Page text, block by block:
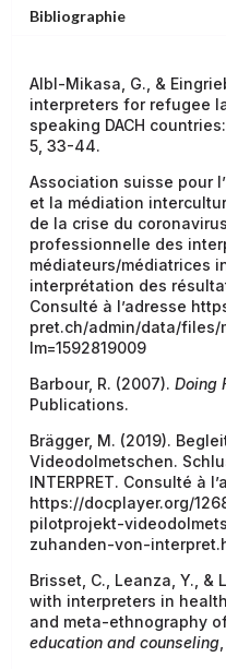
Bibliographie
Albl-Mikasa, G., &
interpreters for refugee
speaking DACH
5, 33-44.
Association suisse pour
et la médiation
de la crise du
professionnelle des
médiateurs/médiatrices
interprétation des
Consulté à l’adresse
pret.ch/admin/data/files/
lm=1592819009
Barbour, R. (2007). Doing
Publications.
Brägger, M. (2019).
Videodolmetschen.
INTERPRET. Consulté à
https://docplayer.org/
pilotprojekt-
zuhanden-von-
Brisset, C., Leanza, Y., &
with interpreters in
and meta-ethnography
education and counseling